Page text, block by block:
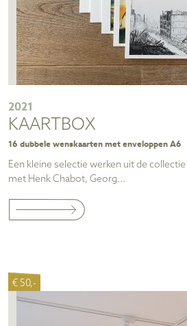
2021
KAARTBOX
16 dubbele wenskaarten met enveloppen A6
Een kleine selectie werken uit de
met Henk Chabot, Georg...
€ 50,-